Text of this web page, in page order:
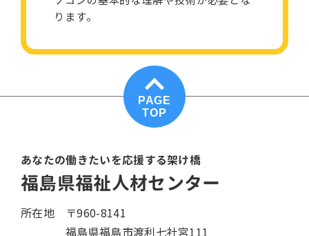
ります。
PAGE
TOP
あなたの働きたいを応援する架け橋
福島県福祉人材センター
所在地
〒960-8141
福島県福島市渡利七社宮111